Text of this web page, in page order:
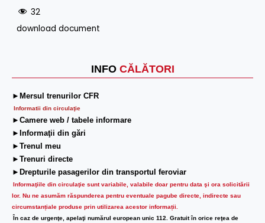
INFO CĂLĂTORI
►Mersul trenurilor CFR
Informatii din circulaţie
►Camere web / tabele informare
►Informaţii din gări
►Trenul meu
►Trenuri directe
►Drepturile pasagerilor din transportul feroviar
Informaţiile din circulaţie sunt variabile, valabile doar pentru data şi ora solicitării
lor. Nu ne asumăm răspunderea pentru eventuale pagube directe, indirecte sau
circumstanțiale produse prin utilizarea acestor informații.
În caz de urgenţe, apelaţi numărul european unic 112. Gratuit în orice reţea de
32
download document